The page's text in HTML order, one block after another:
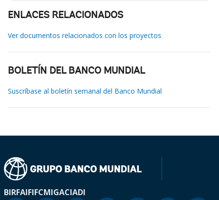
ENLACES RELACIONADOS
Ver documentos relacionados con los proyectos
BOLETÍN DEL BANCO MUNDIAL
Suscríbase al boletín semanal del Banco Mundial
BIRFAIFIFCMIGACIADI